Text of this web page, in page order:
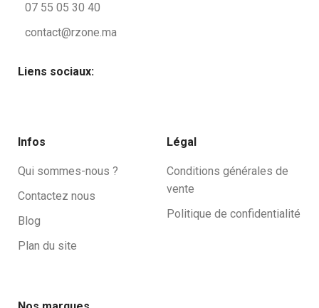
07 55 05 30 40
contact@rzone.ma
Liens sociaux:
Infos
Qui sommes-nous ?
Contactez nous
Blog
Plan du site
Légal
Conditions générales de
vente
Politique de confidentialité